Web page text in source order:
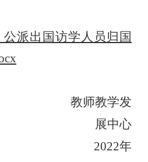
公派出国访学人员归国
教师教学发
展中心
2022年